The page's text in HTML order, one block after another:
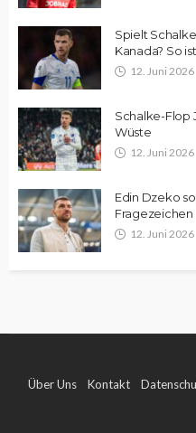
Spielt
Kanada? So
12. Juni 2026
Schalke-Flop
Wüste
12. Juni 2026
Edin Dzeko
Fragezeichen
12. Juni 2026
Über Uns Kontakt